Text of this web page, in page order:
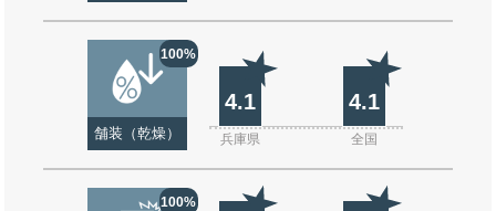
100%
舗装（乾燥）
4.1 4.1
兵庫県 全国
100%